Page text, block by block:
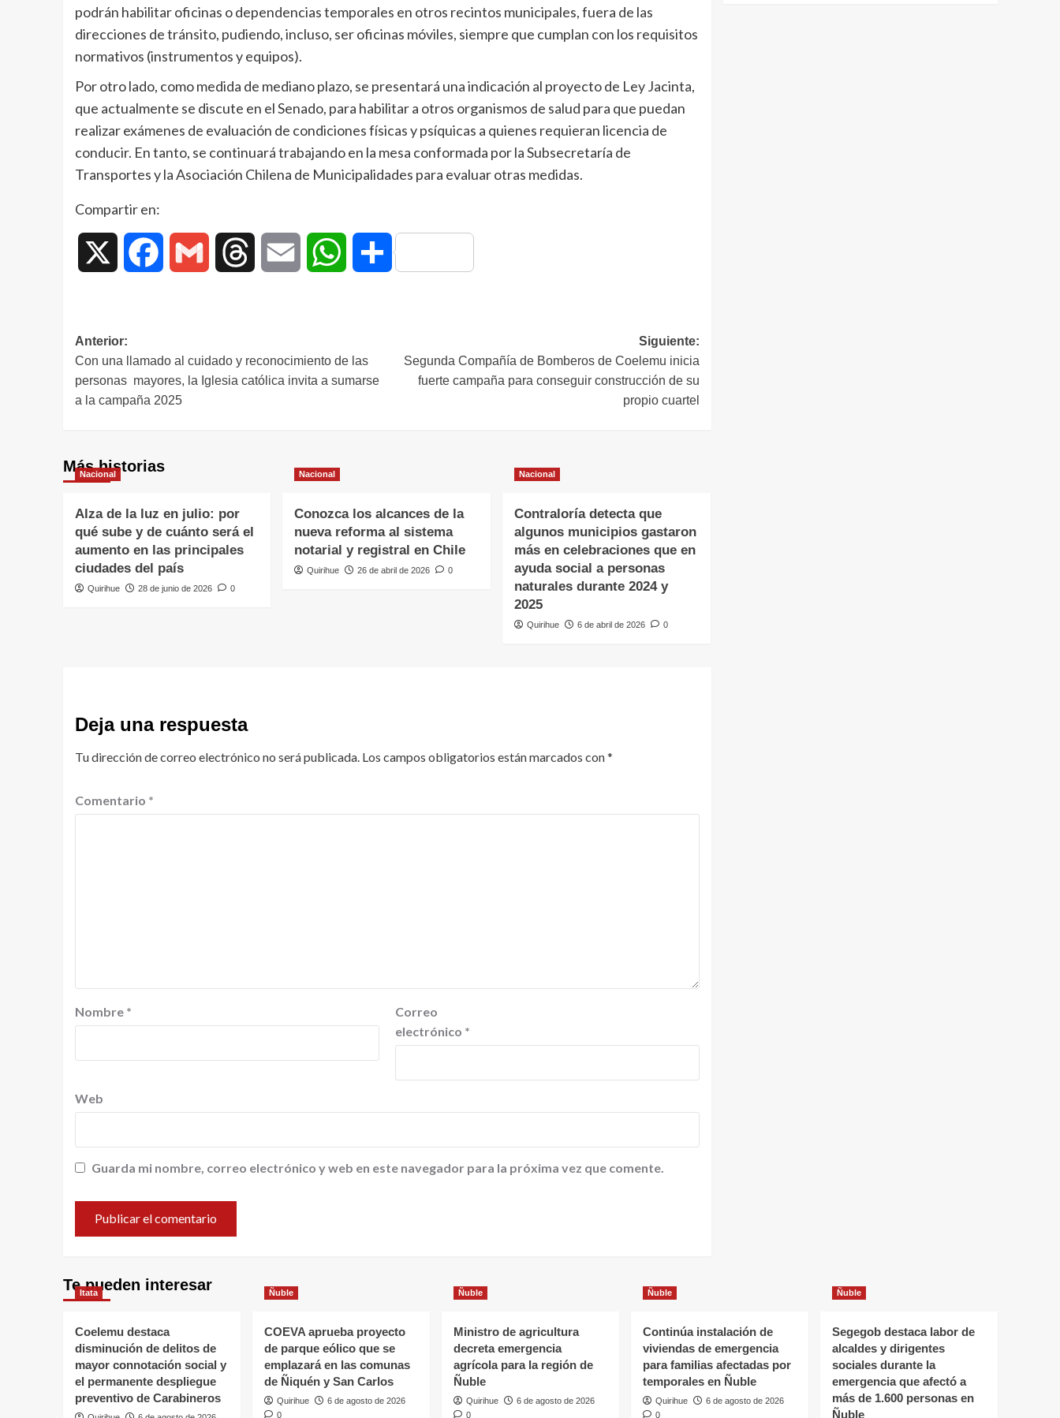
podrán habilitar oficinas o dependencias temporales en otros recintos municipales, fuera de las
direcciones de tránsito, pudiendo, incluso, ser oficinas móviles, siempre que cumplan con los requisitos
normativos (instrumentos y equipos).
Por otro lado, como medida de mediano plazo, se presentará una indicación al proyecto de Ley Jacinta,
que actualmente se discute en el Senado, para habilitar a otros organismos de salud para que puedan
realizar exámenes de evaluación de condiciones físicas y psíquicas a quienes requieran licencia de
conducir. En tanto, se continuará trabajando en la mesa conformada por la Subsecretaría de
Transportes y la Asociación Chilena de Municipalidades para evaluar otras medidas.
Compartir en:
Facebook Gmail Threads Email WhatsAppCompartir
Anterior:
Con una llamado al cuidado y reconocimiento de las
personas mayores, la Iglesia católica invita a sumarse
a la campaña 2025
Siguiente:
Segunda Compañía de Bomberos de Coelemu inicia
fuerte campaña para conseguir construcción de su
propio cuartel
Más historias
Nacional
Alza de la luz en julio: por
qué sube y de cuánto será el
aumento en las principales
ciudades del país
Quirihue 28 de junio de 2026 0
Nacional
Conozca los alcances de la
nueva reforma al sistema
notarial y registral en Chile
Quirihue 26 de abril de 2026 0
Nacional
Contraloría detecta que
algunos municipios gastaron
más en celebraciones que en
ayuda social a personas
naturales durante 2024 y
2025
Quirihue 6 de abril de 2026 0
Deja una respuesta
Tu dirección de correo electrónico no será publicada. Los campos obligatorios están marcados con*
Comentario *
Nombre *
Correo
electrónico *
Web
Guarda mi nombre, correo electrónico y web en este navegador para la próxima vez que comente.
Te pueden interesar
Itata
Coelemu destaca
disminución de delitos de
mayor connotación social y
el permanente despliegue
preventivo de Carabineros
Ñuble
COEVA aprueba proyecto
de parque eólico que se
emplazará en las comunas
de Ñiquén y San Carlos
Quirihue
6 de agosto de 2026
0
Ñuble
Ministro de agricultura
decreta emergencia
agrícola para la región de
Ñuble
Quirihue
6 de agosto de 2026
0
Ñuble
Continúa instalación de
viviendas de emergencia
para familias afectadas por
temporales en Ñuble
Quirihue
6 de agosto de 2026
0
Ñuble
Segegob destaca labor de
alcaldes y dirigentes
sociales durante la
emergencia que afectó a
más de 1.600 personas en
Ñuble